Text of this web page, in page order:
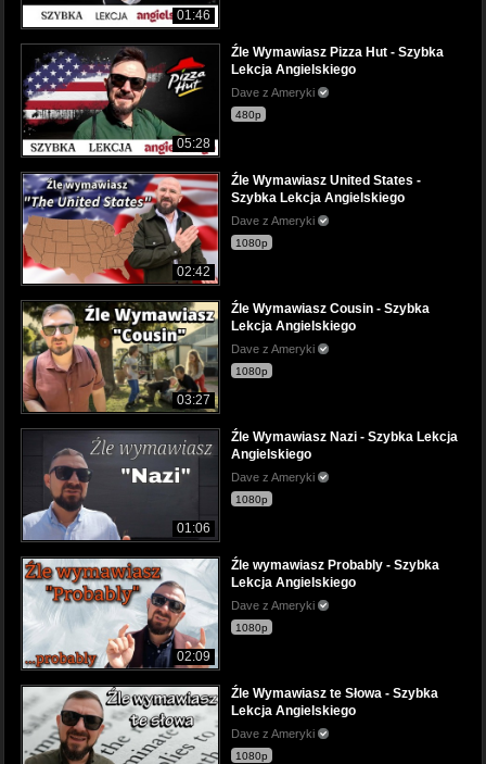
01:46
05:28
Źle Wymawiasz Pizza Hut - Szybka
Lekcja Angielskiego
Dave z Ameryki
480p
02:42
Źle Wymawiasz United States -
Szybka Lekcja Angielskiego
Dave z Ameryki
1080p
03:27
Źle Wymawiasz Cousin - Szybka
Lekcja Angielskiego
Dave z Ameryki
1080p
01:06
Źle Wymawiasz Nazi - Szybka Lekcja
Angielskiego
Dave z Ameryki
1080p
02:09
Źle wymawiasz Probably - Szybka
Lekcja Angielskiego
Dave z Ameryki
1080p
Źle Wymawiasz te Słowa - Szybka
Lekcja Angielskiego
Dave z Ameryki
1080p